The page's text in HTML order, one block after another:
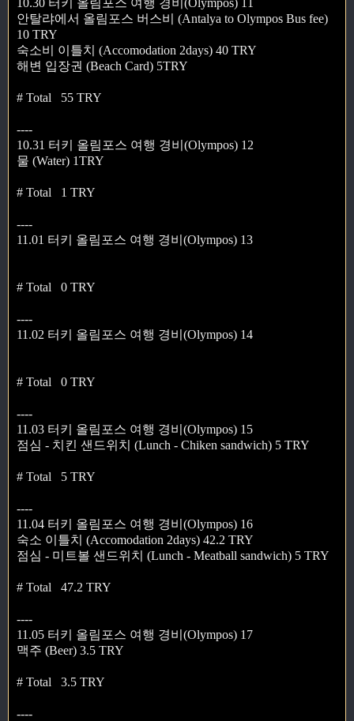
안탈랴에서 올림포스 버스비 (Antalya to Olympos Bus fee)
10 TRY
숙소비 이틀치 (Accomodation 2days) 40 TRY
해변 입장권 (Beach Card) 5TRY
# Total 55 TRY
----
10.31 터키 올림포스 여행 경비(Olympos) 12
물 (Water) 1TRY
# Total 1 TRY
----
11.01 터키 올림포스 여행 경비(Olympos) 13
# Total 0 TRY
----
11.02 터키 올림포스 여행 경비(Olympos) 14
# Total 0 TRY
----
11.03 터키 올림포스 여행 경비(Olympos) 15
점심 - 치킨 샌드위치 (Lunch - Chiken sandwich) 5 TRY
# Total 5 TRY
----
11.04 터키 올림포스 여행 경비(Olympos) 16
숙소 이틀치 (Accomodation 2days) 42.2 TRY
점심 - 미트볼 샌드위치 (Lunch - Meatball sandwich) 5 TRY
# Total 47.2 TRY
----
11.05 터키 올림포스 여행 경비(Olympos) 17
맥주 (Beer) 3.5 TRY
# Total 3.5 TRY
----